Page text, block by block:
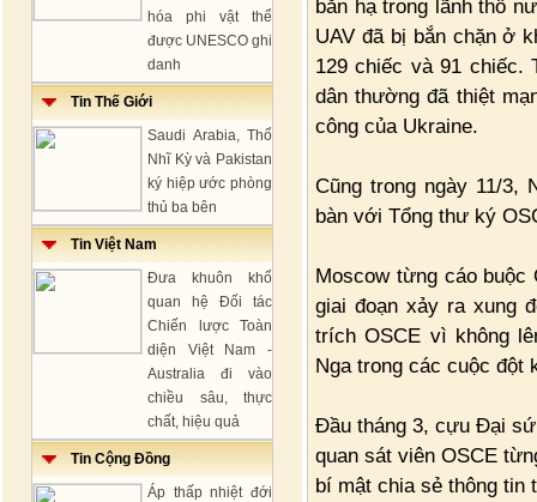
hóa phi vật thể
được UNESCO ghi
danh
Tin Thế Giới
Saudi Arabia, Thổ
Nhĩ Kỳ và Pakistan
ký hiệp ước phòng
thủ ba bên
Tin Việt Nam
Đưa khuôn khổ
quan hệ Đối tác
Chiến lược Toàn
diện Việt Nam -
Australia đi vào
chiều sâu, thực
chất, hiệu quả
Tin Cộng Đồng
Áp thấp nhiệt đới
bắn hạ trong lãnh thổ
UAV đã bị bắn chặn ở
129 chiếc và 91 chiếc.
dân thường đã thiệt
công của Ukraine.
Cũng trong ngày 11/3,
bàn với Tổng thư ký
Moscow từng cáo buộc
giai đoạn xảy ra xung
trích OSCE vì không
Nga trong các cuộc đột
Đầu tháng 3, cựu Đại
quan sát viên OSCE
bí mật chia sẻ thông tin